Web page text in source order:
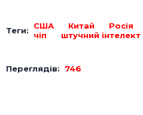
Теги: США Китай Росія
чіп
штучний інтелект
Переглядів: 746